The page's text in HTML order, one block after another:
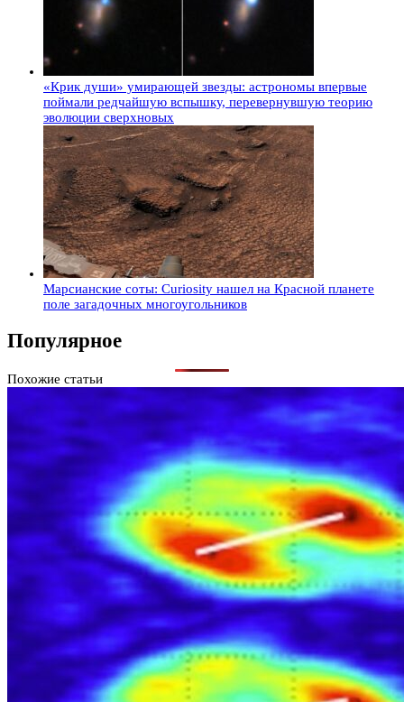
«Крик души» умирающей звезды: астрономы впервые
поймали редчайшую вспышку, перевернувшую теорию
эволюции сверхновых
Марсианские соты: Curiosity нашел на Красной планете
поле загадочных многоугольников
Популярное
Похожие статьи